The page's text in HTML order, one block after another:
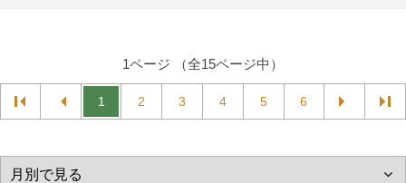
1ページ （全15ページ中）
1 2 3 4 5 6